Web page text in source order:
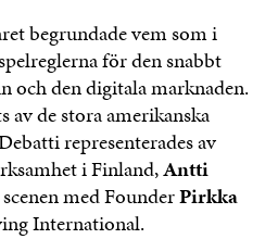
begrundade vem som i
för den snabbt
och den digitala marknaden.
de stora amerikanska
representerades av
i Finland,Antti
med FounderPirkka
International.